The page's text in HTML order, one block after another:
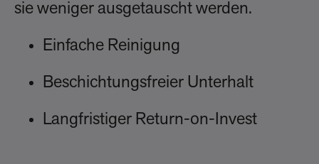
sie weniger ausgetauscht werden.
Einfache Reinigung
Beschichtungsfreier Unterhalt
Langfristiger Return-on-Invest